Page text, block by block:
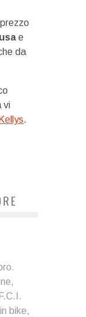
e
da
vi
.
bike,